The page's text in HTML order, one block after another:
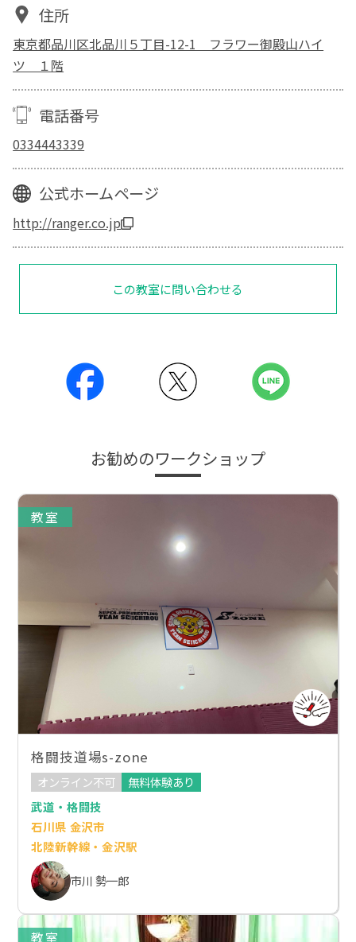
住所
東京都品川区北品川５丁目-12-1 フラワー御殿山ハイ
ツ １階
電話番号
0334443339
公式ホームページ
http://ranger.co.jp
この教室に問い合わせる
お勧めのワークショップ
教室
格闘技道場s-zone
オンライン不可
無料体験あり
武道・格闘技
石川県 金沢市
北陸新幹線・金沢駅
市川 勢一郎
教室